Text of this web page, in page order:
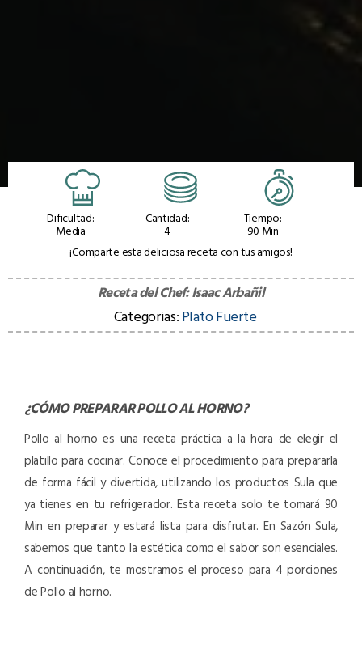
Dificultad:
Media
Cantidad:
4
Tiempo:
90 Min
¡Comparte esta deliciosa receta con tus amigos!
Receta del Chef:Isaac Arbañil
Categorias:Plato Fuerte
¿CÓMO PREPARARPOLLO AL HORNO?
Pollo al horno es una receta práctica a la hora de elegir el
platillo para cocinar. Conoce el procedimiento para prepararla
de forma fácil y divertida, utilizando los productos Sula que
ya tienes en tu refrigerador. Esta receta solo te tomará 90
Min en preparar y estará lista para disfrutar. En Sazón Sula,
sabemos que tanto la estética como el sabor son esenciales.
A continuación, te mostramos el proceso para 4 porciones
de Pollo al horno.